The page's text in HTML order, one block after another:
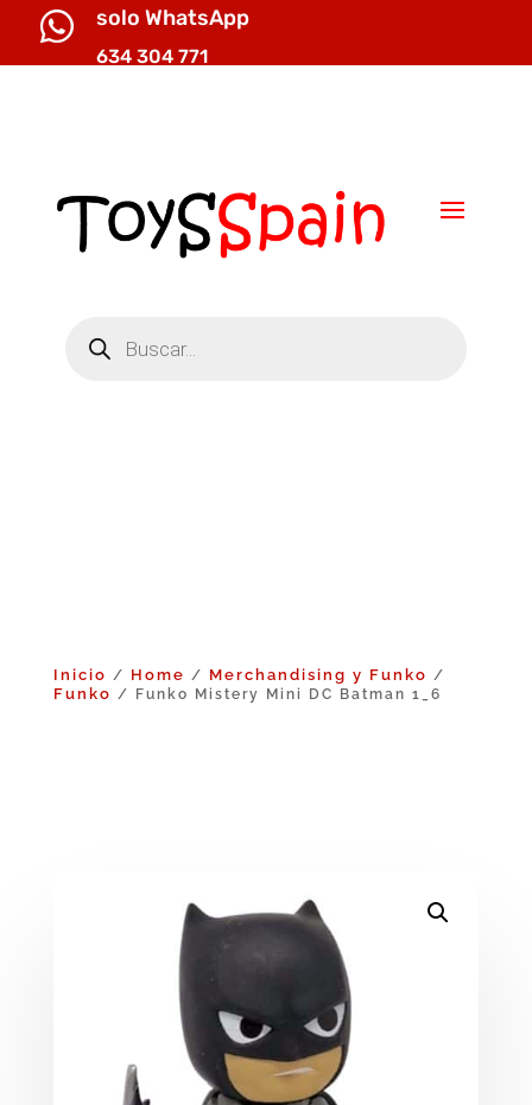
 solo WhatsApp
634 304 771
productos
Inicio / Home / Merchandising y Funko /
Funko / Funko Mistery Mini DC Batman 1_6